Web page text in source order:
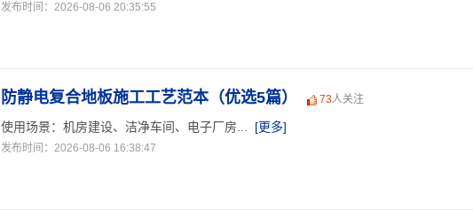
发布时间：2026-08-06 20:35:55
防静电复合地板施工工艺范本（优选5篇） 73人关注
使用场景：机房建设、洁净车间、电子厂房... [更多]
发布时间：2026-08-06 16:38:47